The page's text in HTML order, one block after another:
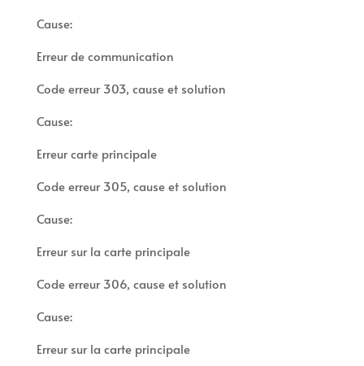
Cause:
Erreur de communication
Code erreur 303, cause et solution
Cause:
Erreur carte principale
Code erreur 305, cause et solution
Cause:
Erreur sur la carte principale
Code erreur 306, cause et solution
Cause:
Erreur sur la carte principale